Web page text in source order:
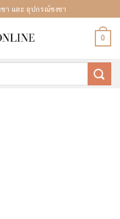
ชา และ อุปกรณ์ชงชา
0